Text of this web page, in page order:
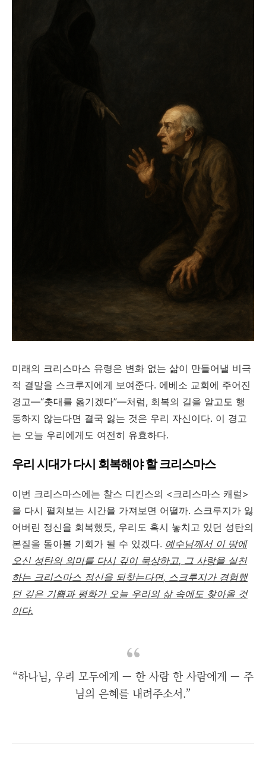
미래의 크리스마스 유령은 변화 없는 삶이 만들어낼 비극
적 결말을 스크루지에게 보여준다. 에베소 교회에 주어진
경고—“촛대를 옮기겠다”—처럼, 회복의 길을 알고도 행
동하지 않는다면 결국 잃는 것은 우리 자신이다. 이 경고
는 오늘 우리에게도 여전히 유효하다.
우리 시대가 다시 회복해야 할 크리스마스
이번 크리스마스에는 찰스 디킨스의 <크리스마스 캐럴>
을 다시 펼쳐보는 시간을 가져보면 어떨까. 스크루지가 잃
어버린 정신을 회복했듯, 우리도 혹시 놓치고 있던 성탄의
본질을 돌아볼 기회가 될 수 있겠다. 예수님께서 이 땅에
오신 성탄의 의미를 다시 깊이 묵상하고, 그 사랑을 실천
하는 크리스마스 정신을 되찾는다면, 스크루지가 경험했
던 깊은 기쁨과 평화가 오늘 우리의 삶 속에도 찾아올 것
이다.
“하나님, 우리 모두에게 — 한 사람 한 사람에게 — 주
님의 은혜를 내려주소서.”